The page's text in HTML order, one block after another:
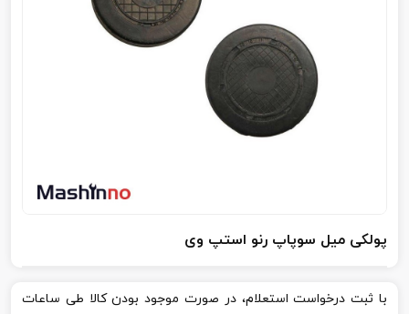
پولکی میل سوپاپ رنو استپ وی
با ثبت درخواست استعلام، در صورت موجود بودن کالا طی ساعات